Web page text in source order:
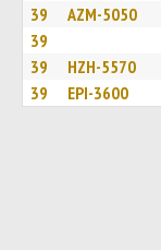
39 AZM-5050
39
39 HZH-5570
39 EPI-3600